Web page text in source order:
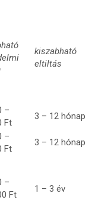
kiszabható
eltiltás
–
Ft
3 – 12 hónap
–
Ft
3 – 12 hónap
–
Ft
1 – 3 év